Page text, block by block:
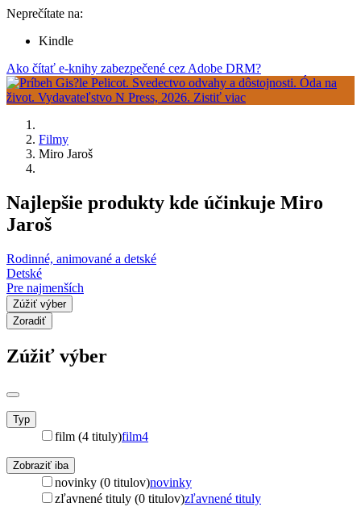
Neprečítate na:
Kindle
Ako čítať e-knihy zabezpečené cez Adobe DRM?
Filmy
Miro Jaroš
Najlepšie produkty kde účinkuje Miro
Jaroš
Rodinné, animované a detské
Detské
Pre najmenších
Zúžiť výber
Zoradiť
Zúžiť výber
Typ
film (4 tituly)film4
Zobraziť iba
novinky (0 titulov)novinky
zľavnené tituly (0 titulov)zľavnené tituly